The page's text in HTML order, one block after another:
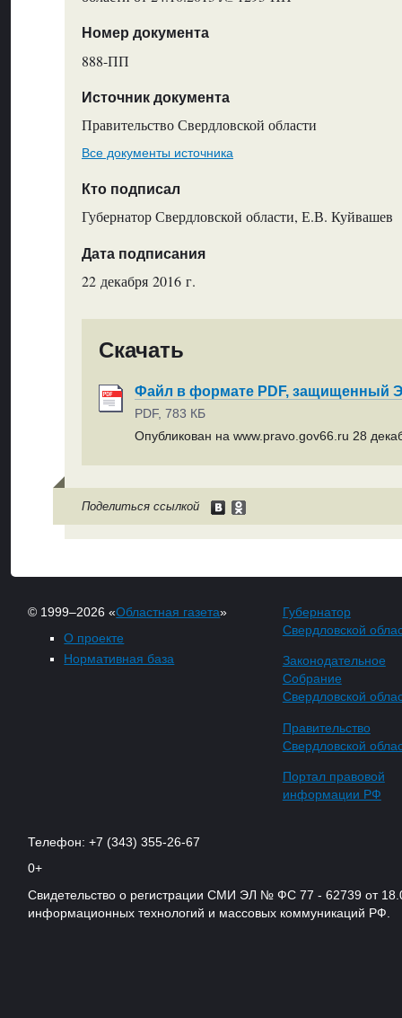
Номер документа
888-ПП
Источник документа
Правительство Свердловской области
Все документы источника
Кто подписал
Губернатор Свердловской области, Е.В. Куйвашев
Дата подписания
22 декабря 2016 г.
Скачать
Файл в формате PDF, защищенный
PDF, 783 КБ
Опубликован на www.pravo.gov66.ru 28
Поделиться ссылкой
© 1999–2026 «Областная газета»
О проекте
Нормативная база
Губернатор
Свердловской
Законодательное
Собрание
Свердловской
Правительство
Свердловской
Портал правовой
информации РФ
Телефон: +7 (343) 355-26-67
0+
Свидетельство о регистрации СМИ ЭЛ № ФС 77 - 62739 от
информационных технологий и массовых коммуникаций РФ.